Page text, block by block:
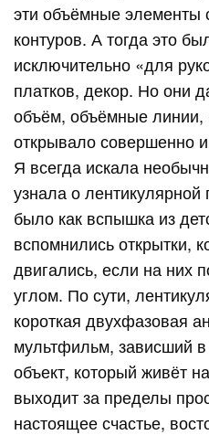
эти объёмные
контуров. А тогда это
исключительно «для
платков, декор. Но они
объём, объёмные линии,
открывало совершенно
Я всегда искала
узнала о
было как вспышка из
вспомнились открытки,
двигались, если на них
углом. По сути,
короткая двухфазовая
мультфильм, зависший
объект, который живёт
выходит за пределы
настоящее счастье,